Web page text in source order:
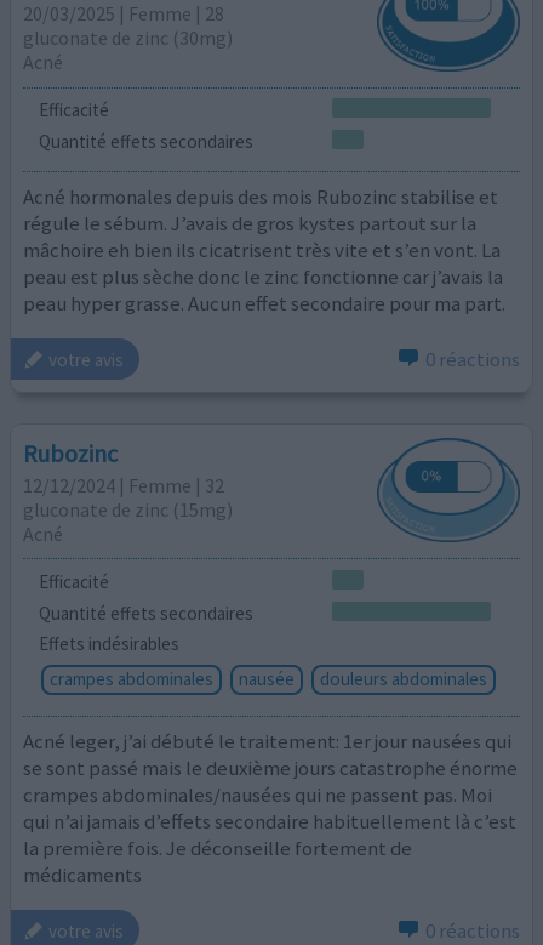
20/03/2025 | Femme | 28
gluconate de zinc (30mg)
Acné
Efficacité
Quantité effets secondaires
Acné hormonales depuis des mois Rubozinc stabilise et
régule le sébum. J’avais de gros kystes partout sur la
mâchoire eh bien ils cicatrisent très vite et s’en vont. La
peau est plus sèche donc le zinc fonctionne car j’avais la
peau hyper grasse. Aucun effet secondaire pour ma part.
votre avis 0 réactions
Rubozinc
12/12/2024 | Femme | 32
gluconate de zinc (15mg)
Acné
Efficacité
Quantité effets secondaires
Effets indésirables
crampes abdominales
nausée douleurs abdominales
Acné leger, j’ai débuté le traitement: 1er jour nausées qui
se sont passé mais le deuxième jours catastrophe énorme
crampes abdominales/nausées qui ne passent pas. Moi
qui n’ai jamais d’effets secondaire habituellement là c’est
la première fois. Je déconseille fortement de
médicaments
votre avis 0 réactions